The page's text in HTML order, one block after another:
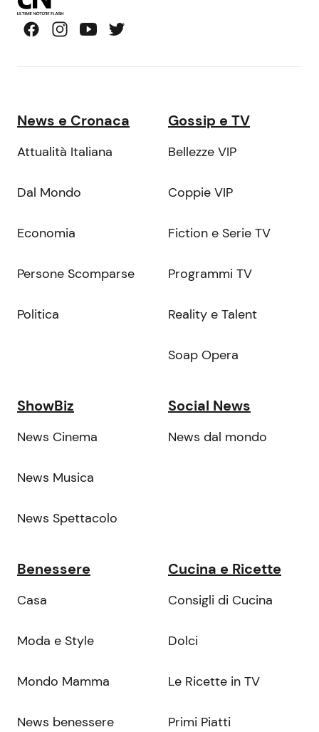
News e Cronaca
Attualità Italiana
Dal Mondo
Economia
Persone Scomparse
Politica
Gossip e TV
Bellezze VIP
Coppie VIP
Fiction e Serie TV
Programmi TV
Reality e Talent
Soap Opera
ShowBiz
News Cinema
News Musica
News Spettacolo
Social News
News dal mondo
Benessere
Casa
Moda e Style
Mondo Mamma
News benessere
Cucina e Ricette
Consigli di Cucina
Dolci
Le Ricette in TV
Primi Piatti